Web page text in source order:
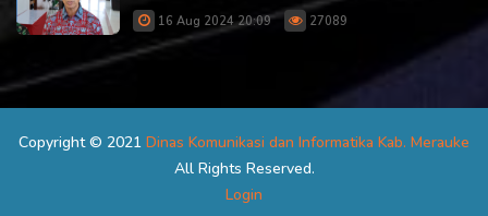
16 Aug 2024 20:09 27089
Copyright © 2021 Dinas Komunikasi dan Informatika Kab. Merauke
All Rights Reserved.
Login